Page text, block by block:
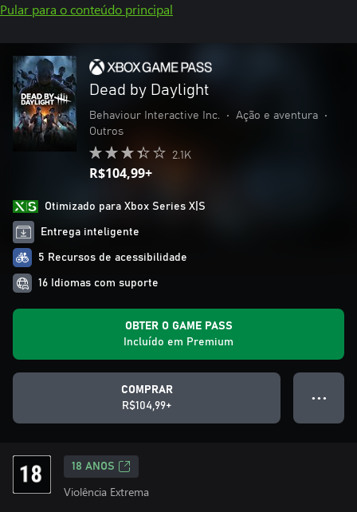
Pular para o conteúdo principal
Dead by Daylight
Behaviour Interactive Inc. • Ação e aventura
•
Outros
2.1K
R$104,99+
Otimizado para Xbox Series X|S
Entrega inteligente
5 Recursos de acessibilidade
16 Idiomas com suporte
OBTER O GAME PASS
Incluído em Premium
COMPRAR
R$104,99+
● ● ●
18 ANOS
Violência Extrema